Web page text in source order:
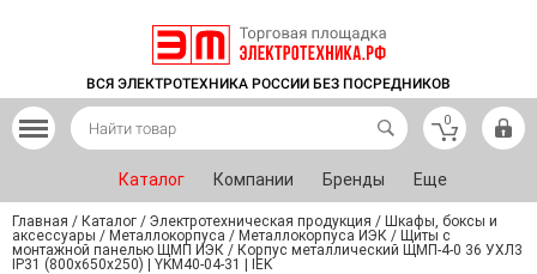
ВСЯ ЭЛЕКТРОТЕХНИКА РОССИИ БЕЗ ПОСРЕДНИКОВ
0
Каталог Компании Бренды Еще
Главная / Каталог / Электротехническая продукция / Шкафы, боксы и
аксессуары / Металлокорпуса / Металлокорпуса ИЭК / Щиты с
монтажной панелью ЩМП ИЭК / Корпус металлический ЩМП-4-0 36 УХЛ3
IP31 (800x650x250) | YKM40-04-31 | IEK